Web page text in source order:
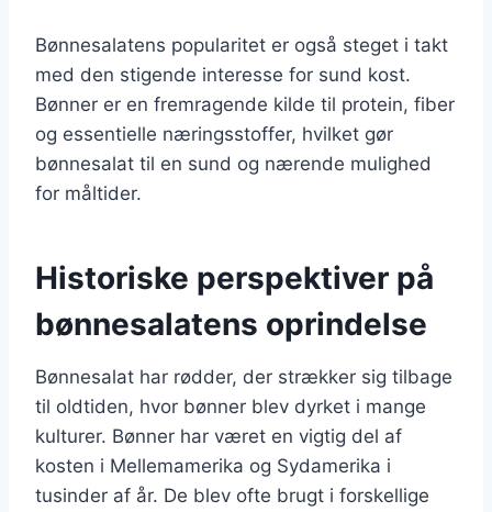
Bønnesalatens popularitet er også steget i takt
med den stigende interesse for sund kost.
Bønner er en fremragende kilde til protein, fiber
og essentielle næringsstoffer, hvilket gør
bønnesalat til en sund og nærende mulighed
for måltider.
Historiske perspektiver på
bønnesalatens oprindelse
Bønnesalat har rødder, der strækker sig tilbage
til oldtiden, hvor bønner blev dyrket i mange
kulturer. Bønner har været en vigtig del af
kosten i Mellemamerika og Sydamerika i
tusinder af år. De blev ofte brugt i forskellige